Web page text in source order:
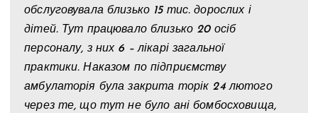
обслуговувала близько 15 тис. дорослих і
дітей. Тут працювало близько 20 осіб
персоналу, з них 6 – лікарі загальної
практики. Наказом по підприємству
амбулаторія була закрита торік 24 лютого
через те, що тут не було ані бомбосховища,